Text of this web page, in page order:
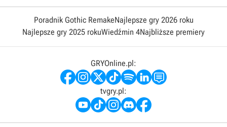
Poradnik Gothic RemakeNajlepsze gry 2026 roku
Najlepsze gry 2025 rokuWiedźmin 4Najbliższe premiery
GRYOnline.pl:
tvgry.pl: